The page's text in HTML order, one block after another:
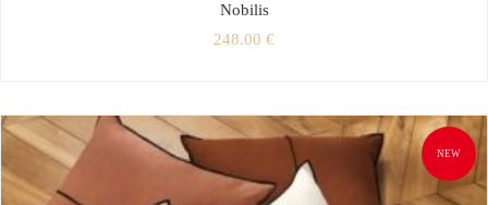
Nobilis
248.00 €
NEW